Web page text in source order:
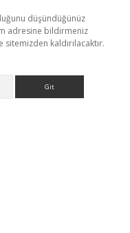
düşündüğünüz
adresine bildirmeniz
kaldırılacaktır.